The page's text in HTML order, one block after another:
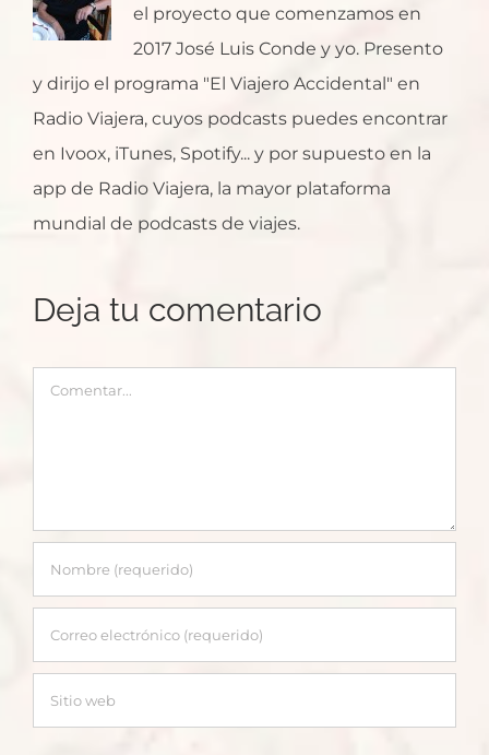
el proyecto que comenzamos en
2017 José Luis Conde y yo. Presento
y dirijo el programa "El Viajero Accidental" en
Radio Viajera, cuyos podcasts puedes encontrar
en Ivoox, iTunes, Spotify... y por supuesto en la
app de Radio Viajera, la mayor plataforma
mundial de podcasts de viajes.
Deja tu comentario
Comentar